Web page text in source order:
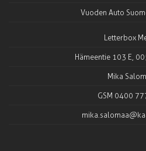
Vuoden Auto
Letterbox
Hämeentie 103 E,
Mika
GSM 0400